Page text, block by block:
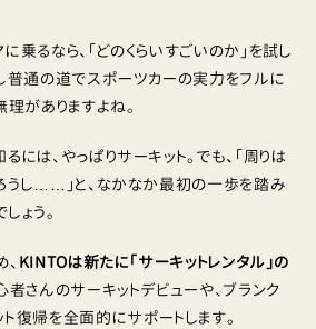
乗るなら、「どのくらいすごいのか」を試し
普通の道でスポーツカーの実力をフルに
理がありますよね。
には、やっぱりサーキット。でも、「周りは
うし……」と、なかなか最初の一歩を踏み
ょう。
KINTOは新たに「サーキットレンタル」の
者さんのサーキットデビューや、ブランク
復帰を全面的にサポートします。